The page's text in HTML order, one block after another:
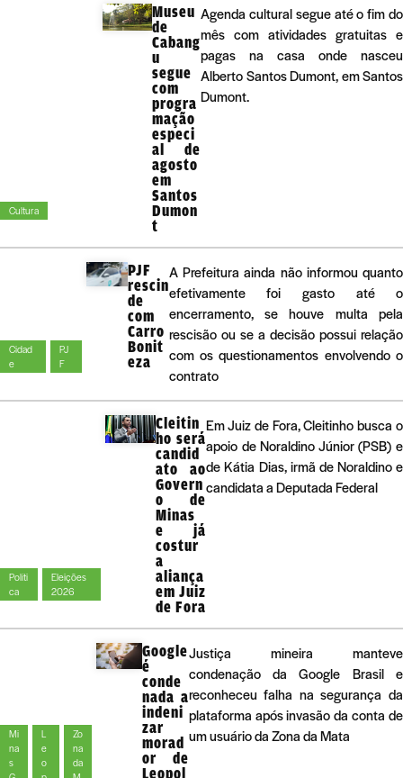
Cultura
Museu
de
Cabang
u
segue
com
progra
mação
especi
al de
agosto
em
Santos
Dumon
t
Agenda cultural segue até o fim do
mês com atividades gratuitas e
pagas na casa onde nasceu
Alberto Santos Dumont, em Santos
Dumont.
Cidad
e
PJ
F
PJF
rescin
de
com
Carro
Bonit
eza
A Prefeitura ainda não informou quanto
efetivamente foi gasto até o
encerramento, se houve multa pela
rescisão ou se a decisão possui relação
com os questionamentos envolvendo o
contrato
Políti
ca
Eleições
2026
Cleitin
ho será
candid
ato ao
Govern
o de
Minas
e já
costur
a
aliança
em Juiz
de Fora
Em Juiz de Fora, Cleitinho busca o
apoio de Noraldino Júnior (PSB) e
de Kátia Dias, irmã de Noraldino e
candidata a Deputada Federal
Mi
na
s
L
e
o
Zo
na
da
Google
é
conde
nada a
indeni
zar
morad
or de
Leopol
Justiça mineira manteve
condenação da Google Brasil e
reconheceu falha na segurança da
plataforma após invasão da conta de
um usuário da Zona da Mata